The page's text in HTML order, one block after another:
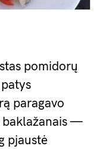
pomidorų
paragavo
baklažanais —
pjaustė